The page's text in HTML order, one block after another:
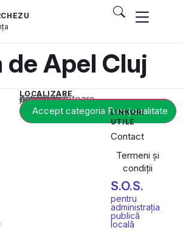
de Apel Cluj
LOCALIZARE
Acest conținut este blocat până când acceptați categoria corespunzătoare de cookie-uri.
Accept categoria Funcționalitate
LINKURI
UTILE
Contact
Termeni și
condiții
S.O.S.
pentru
administrația
publică
locală